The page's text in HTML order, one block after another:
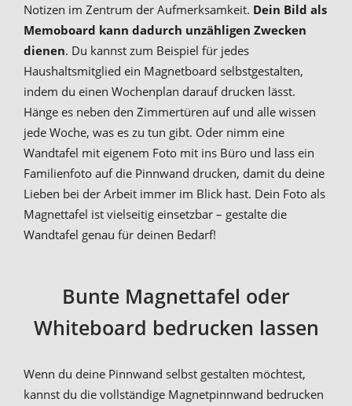
Notizen im Zentrum der Aufmerksamkeit. Dein Bild als
Memoboard kann dadurch unzähligen Zwecken
dienen. Du kannst zum Beispiel für jedes
Haushaltsmitglied ein Magnetboard selbstgestalten,
indem du einen Wochenplan darauf drucken lässt.
Hänge es neben den Zimmertüren auf und alle wissen
jede Woche, was es zu tun gibt. Oder nimm eine
Wandtafel mit eigenem Foto mit ins Büro und lass ein
Familienfoto auf die Pinnwand drucken, damit du deine
Lieben bei der Arbeit immer im Blick hast. Dein Foto als
Magnettafel ist vielseitig einsetzbar – gestalte die
Wandtafel genau für deinen Bedarf!
Bunte Magnettafel oder
Whiteboard bedrucken lassen
Wenn du deine Pinnwand selbst gestalten möchtest,
kannst du die vollständige Magnetpinnwand bedrucken